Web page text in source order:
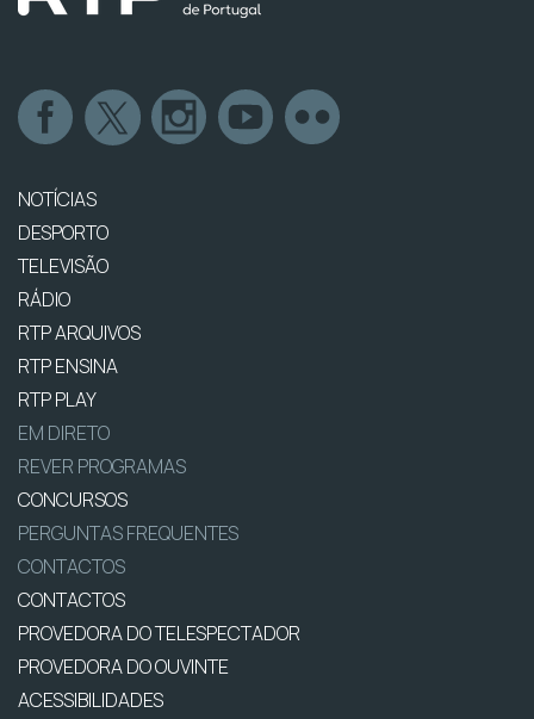
NOTÍCIAS
DESPORTO
TELEVISÃO
RÁDIO
RTP ARQUIVOS
RTP ENSINA
RTP PLAY
EM DIRETO
REVER PROGRAMAS
CONCURSOS
PERGUNTAS FREQUENTES
CONTACTOS
CONTACTOS
PROVEDORA DO TELESPECTADOR
PROVEDORA DO OUVINTE
ACESSIBILIDADES